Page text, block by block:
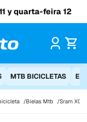
y quarta-feira 12
MTB BICICLETAS
Bielas Mtb Sram X0